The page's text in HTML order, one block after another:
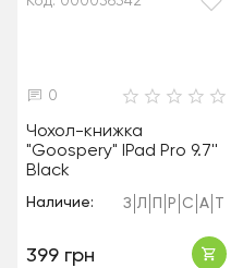
0
Чохол-книжка
"Goospery" IPad Pro 9.7''
Black
Наличие: З Л Р С А
399 грн